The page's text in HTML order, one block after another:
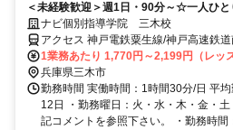
＜未経験歓迎＞週1日・90分～☆一人ひ
るお仕事！
ナビ個別指導学院 三木校
アクセス 神戸電鉄粟生線/神戸高速鉄
約10分、神戸電鉄粟生線/神戸高速鉄道
15分、神戸電鉄粟生線/神戸高速鉄道南
駅より徒歩10分
1業務あたり 1,770円～2,199円（レッ
兵庫県三木市
勤務時間 実働時間：1時間30分/日 平
12日 ・勤務曜日：火・水・木・金・
記コメントを参照下さい。 ・勤務時間